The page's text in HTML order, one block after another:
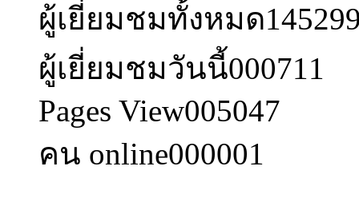
ผู้เยี่ยมชมทั้งหมด
ผู้เยี่ยมชมวันนี้000711
Pages View005047
คน online000001